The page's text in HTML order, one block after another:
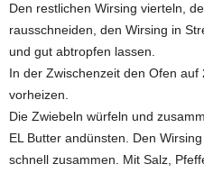
Den restlichen Wirsing vierteln,
rausschneiden, den Wirsing in
und gut abtropfen lassen.
In der Zwischenzeit den Ofen auf
vorheizen.
Die Zwiebeln würfeln und
EL Butter andünsten. Den
schnell zusammen. Mit Salz,